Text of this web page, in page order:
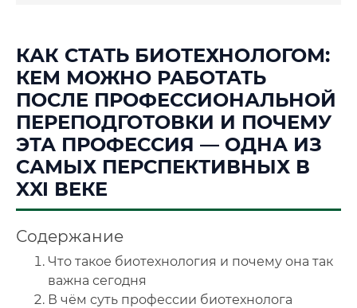
Стоимость по программам обучения "Биотехнологии"
📜 Документы и аккредитация ФИС ФРДО
🔍Нажмите на документ для увеличения и просмотра
КАК СТАТЬ БИОТЕХНОЛОГОМ:
КЕМ МОЖНО РАБОТАТЬ
ПОСЛЕ ПРОФЕССИОНАЛЬНОЙ
ПЕРЕПОДГОТОВКИ И ПОЧЕМУ
ЭТА ПРОФЕССИЯ — ОДНА ИЗ
САМЫХ ПЕРСПЕКТИВНЫХ В
XXI ВЕКЕ
Содержание
Что такое биотехнология и почему она так
важна сегодня
В чём суть профессии биотехнолога